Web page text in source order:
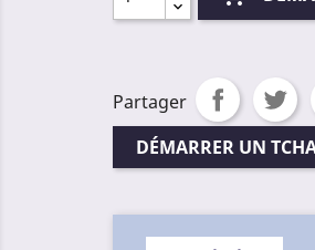
Partager
DÉMARRER UN